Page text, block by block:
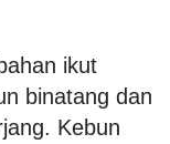
ikut
binatang dan
Kebun